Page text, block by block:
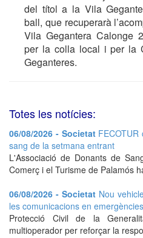
del títol a la Vila
ball, que recuperarà
Vila Gegantera Calonge
per la colla local i per la
Geganteres.
Totes les notícies:
06/08/2026 - Societat
sang de la setmana entrant
L'Associació de Donants de
Comerç i el Turisme de Palamós
06/08/2026 - Societat Nou
les comunicacions en
Protecció Civil de la
multioperador per reforçar la